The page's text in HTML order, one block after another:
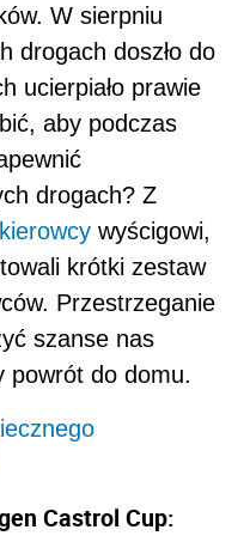
W sierpniu
drogach doszło do
ucierpiało prawie
aby podczas
drogach? Z
kierowcy wyścigowi,
krótki zestaw
Przestrzeganie
szanse nas
powrót do domu.
Castrol Cup: